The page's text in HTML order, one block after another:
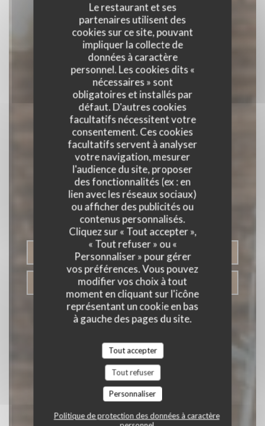
Le restaurant et ses
partenaires utilisent des
cookies sur ce site, pouvant
impliquer la collecte de
données à caractère
personnel. Les cookies dits «
nécessaires » sont
obligatoires et installés par
défaut. D'autres cookies
facultatifs nécessitent votre
consentement. Ces cookies
facultatifs servent à analyser
votre navigation, mesurer
l'audience du site, proposer
des fonctionnalités (ex : en
lien avec les réseaux sociaux)
ou afficher des publicités ou
contenus personnalisés.
Cliquez sur « Tout accepter »,
« Tout refuser » ou «
Personnaliser » pour gérer
vos préférences. Vous pouvez
modifier vos choix à tout
moment en cliquant sur l'icône
représentant un cookie en bas
à gauche des pages du site.
Tout accepter
Tout refuser
Personnaliser
Politique de protection des données à caractère
Pizza Bar Tex Mex
L'Hacienda
& BAR|SAINT-HERBLAIN
RÉSERVER
VENTE À EMPORTER